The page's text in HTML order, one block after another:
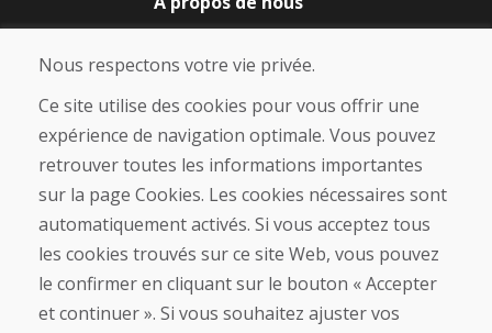
Blog
À propos de nous
Boutique
Contact
Achat
Boutique en ligne
Expédition et paiement
Procédure de réclamation
Politique de retour et d’échange
Politique de confidentialité (RGPD)
Gestion des Cookies
Nous respectons votre vie privée.
Ce site utilise des cookies pour vous offrir une
expérience de navigation optimale. Vous pouvez
retrouver toutes les informations importantes
sur la page Cookies. Les cookies nécessaires sont
automatiquement activés. Si vous acceptez tous
les cookies trouvés sur ce site Web, vous pouvez
le confirmer en cliquant sur le bouton « Accepter
et continuer ». Si vous souhaitez ajuster vos